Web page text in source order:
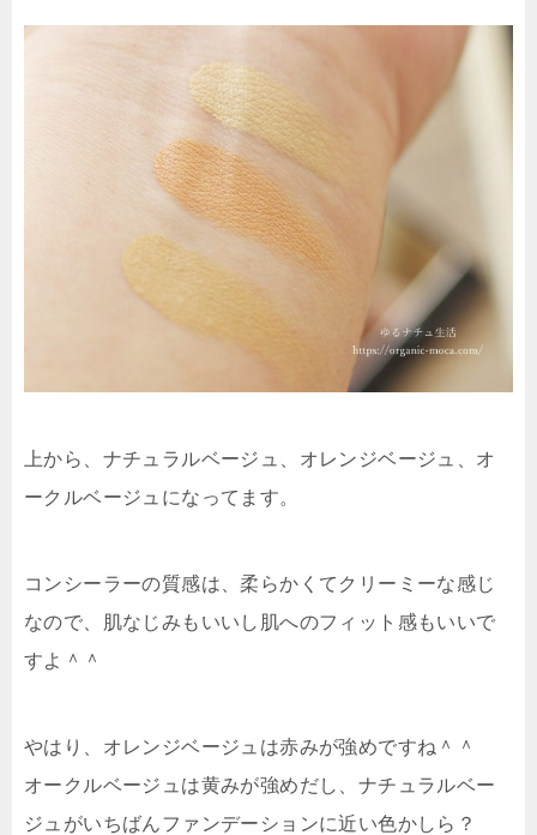
上から、ナチュラルベージュ、オレンジベージュ、オ
ークルベージュになってます。
コンシーラーの質感は、柔らかくてクリーミーな感じ
なので、肌なじみもいいし肌へのフィット感もいいで
すよ＾＾
やはり、オレンジベージュは赤みが強めですね＾＾
オークルベージュは黄みが強めだし、ナチュラルベー
ジュがいちばんファンデーションに近い色かしら？